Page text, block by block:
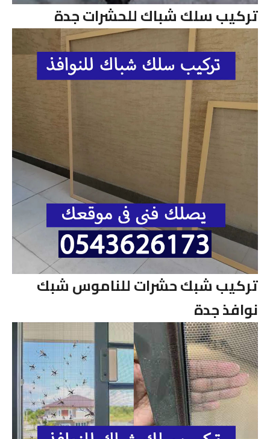
تركيب سلك شباك للحشرات جدة
تركيب شبك حشرات للناموس شبك
نوافذ جدة